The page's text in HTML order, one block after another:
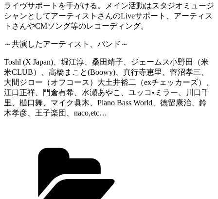
ライヴサポートを手がける。メイン活動はスタジオミュージ
シャンとしてアーティストさんのLiveサポート、アーティス
トさんやCMソング等のレコーディング。
～共演したアーティスト、バンド～
Toshl (X Japan)、堀江淳、桑田靖子、ジェームス小野田（米
米CLUB）、高橋まこと(Boowy)、真行寺恵里、菅沼孝三、
大間ジロー（オフコース）大土井裕二（exチェッカーズ）、
江口正祥、門倉有希、水瀬あやこ、ユッコ•ミラー、川口千
里、樋口舞、マイク眞木、Piano Bass World、徳留康治、鈴
木孝彦、王子楽団、naco,etc…